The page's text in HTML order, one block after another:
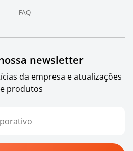
FAQ
newsletter
da empresa e atualizações
produtos